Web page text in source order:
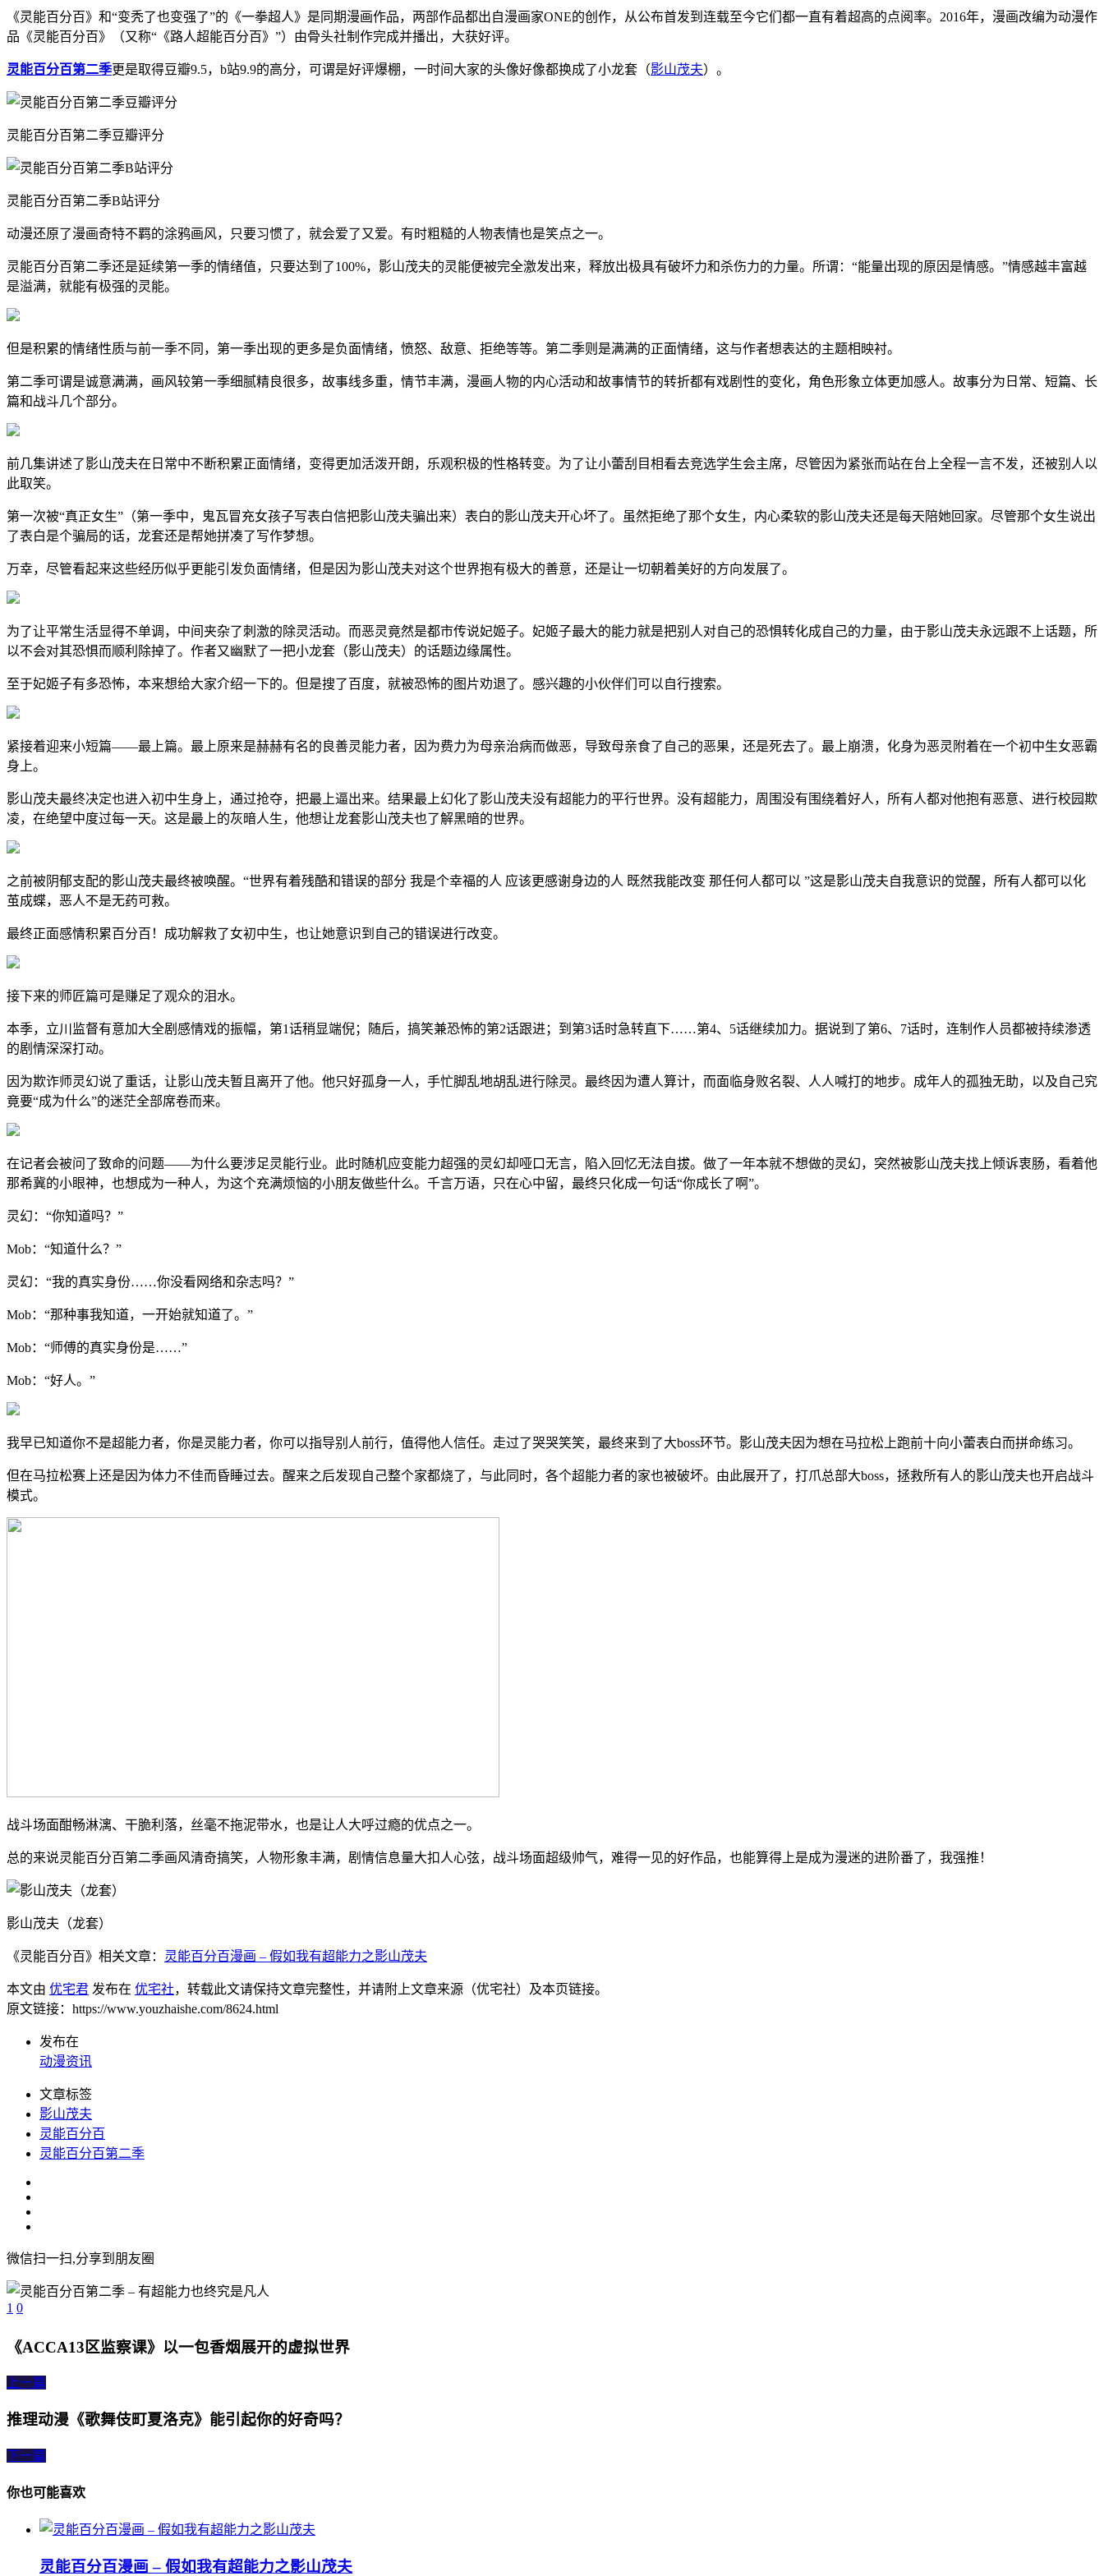
《灵能百分百》和“变秃了也变强了”的《一拳超人》是同期漫画作品，两部作品都出自漫画家ONE的创作，从公布首发到连载至今它们都一直有着超高的点阅率。2016年，漫画改编为动漫作
品《灵能百分百》（又称“《路人超能百分百》”）由骨头社制作完成并播出，大获好评。
灵能百分百第二季更是取得豆瓣9.5，b站9.9的高分，可谓是好评爆棚，一时间大家的头像好像都换成了小龙套（影山茂夫）。
灵能百分百第二季豆瓣评分
灵能百分百第二季B站评分
动漫还原了漫画奇特不羁的涂鸦画风，只要习惯了，就会爱了又爱。有时粗糙的人物表情也是笑点之一。
灵能百分百第二季还是延续第一季的情绪值，只要达到了100%，影山茂夫的灵能便被完全激发出来，释放出极具有破坏力和杀伤力的力量。所谓：“能量出现的原因是情感。”情感越丰富越
是溢满，就能有极强的灵能。
但是积累的情绪性质与前一季不同，第一季出现的更多是负面情绪，愤怒、敌意、拒绝等等。第二季则是满满的正面情绪，这与作者想表达的主题相映衬。
第二季可谓是诚意满满，画风较第一季细腻精良很多，故事线多重，情节丰满，漫画人物的内心活动和故事情节的转折都有戏剧性的变化，角色形象立体更加感人。故事分为日常、短篇、长
篇和战斗几个部分。
前几集讲述了影山茂夫在日常中不断积累正面情绪，变得更加活泼开朗，乐观积极的性格转变。为了让小蕾刮目相看去竞选学生会主席，尽管因为紧张而站在台上全程一言不发，还被别人以
此取笑。
第一次被“真正女生”（第一季中，鬼瓦冒充女孩子写表白信把影山茂夫骗出来）表白的影山茂夫开心坏了。虽然拒绝了那个女生，内心柔软的影山茂夫还是每天陪她回家。尽管那个女生说出
了表白是个骗局的话，龙套还是帮她拼凑了写作梦想。
万幸，尽管看起来这些经历似乎更能引发负面情绪，但是因为影山茂夫对这个世界抱有极大的善意，还是让一切朝着美好的方向发展了。
为了让平常生活显得不单调，中间夹杂了刺激的除灵活动。而恶灵竟然是都市传说妃姬子。妃姬子最大的能力就是把别人对自己的恐惧转化成自己的力量，由于影山茂夫永远跟不上话题，所
以不会对其恐惧而顺利除掉了。作者又幽默了一把小龙套（影山茂夫）的话题边缘属性。
至于妃姬子有多恐怖，本来想给大家介绍一下的。但是搜了百度，就被恐怖的图片劝退了。感兴趣的小伙伴们可以自行搜索。
紧接着迎来小短篇——最上篇。最上原来是赫赫有名的良善灵能力者，因为费力为母亲治病而做恶，导致母亲食了自己的恶果，还是死去了。最上崩溃，化身为恶灵附着在一个初中生女恶霸
身上。
影山茂夫最终决定也进入初中生身上，通过抢夺，把最上逼出来。结果最上幻化了影山茂夫没有超能力的平行世界。没有超能力，周围没有围绕着好人，所有人都对他抱有恶意、进行校园欺
凌，在绝望中度过每一天。这是最上的灰暗人生，他想让龙套影山茂夫也了解黑暗的世界。
之前被阴郁支配的影山茂夫最终被唤醒。“世界有着残酷和错误的部分 我是个幸福的人 应该更感谢身边的人 既然我能改变 那任何人都可以 ”这是影山茂夫自我意识的觉醒，所有人都可以化
茧成蝶，恶人不是无药可救。
最终正面感情积累百分百！成功解救了女初中生，也让她意识到自己的错误进行改变。
接下来的师匠篇可是赚足了观众的泪水。
本季，立川监督有意加大全剧感情戏的振幅，第1话稍显端倪；随后，搞笑兼恐怖的第2话跟进；到第3话时急转直下……第4、5话继续加力。据说到了第6、7话时，连制作人员都被持续渗透
的剧情深深打动。
因为欺诈师灵幻说了重话，让影山茂夫暂且离开了他。他只好孤身一人，手忙脚乱地胡乱进行除灵。最终因为遭人算计，而面临身败名裂、人人喊打的地步。成年人的孤独无助，以及自己究
竟要“成为什么”的迷茫全部席卷而来。
在记者会被问了致命的问题——为什么要涉足灵能行业。此时随机应变能力超强的灵幻却哑口无言，陷入回忆无法自拔。做了一年本就不想做的灵幻，突然被影山茂夫找上倾诉衷肠，看着他
那希冀的小眼神，也想成为一种人，为这个充满烦恼的小朋友做些什么。千言万语，只在心中留，最终只化成一句话“你成长了啊”。
灵幻：“你知道吗？”
Mob：“知道什么？”
灵幻：“我的真实身份……你没看网络和杂志吗？”
Mob：“那种事我知道，一开始就知道了。”
Mob：“师傅的真实身份是……”
Mob：“好人。”
我早已知道你不是超能力者，你是灵能力者，你可以指导别人前行，值得他人信任。走过了哭哭笑笑，最终来到了大boss环节。影山茂夫因为想在马拉松上跑前十向小蕾表白而拼命练习。
但在马拉松赛上还是因为体力不佳而昏睡过去。醒来之后发现自己整个家都烧了，与此同时，各个超能力者的家也被破坏。由此展开了，打爪总部大boss，拯救所有人的影山茂夫也开启战斗
模式。
战斗场面酣畅淋漓、干脆利落，丝毫不拖泥带水，也是让人大呼过瘾的优点之一。
总的来说灵能百分百第二季画风清奇搞笑，人物形象丰满，剧情信息量大扣人心弦，战斗场面超级帅气，难得一见的好作品，也能算得上是成为漫迷的进阶番了，我强推！
影山茂夫（龙套）
《灵能百分百》相关文章： 灵能百分百漫画 – 假如我有超能力之影山茂夫
本文由 优宅君 发布在 优宅社，转载此文请保持文章完整性，并请附上文章来源（优宅社）及本页链接。
原文链接：https://www.youzhaishe.com/8624.html
发布在
动漫资讯
文章标签
影山茂夫
灵能百分百
灵能百分百第二季
微信扫一扫,分享到朋友圈
1 0
《ACCA13区监察课》以一包香烟展开的虚拟世界
上一篇
推理动漫《歌舞伎町夏洛克》能引起你的好奇吗？
下一篇
你也可能喜欢
灵能百分百漫画 – 假如我有超能力之影山茂夫